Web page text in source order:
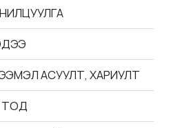
АСУУЛТ, ХАРИУЛТ
ТОД